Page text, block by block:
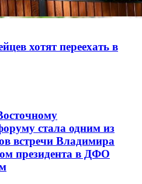
хотят переехать в
стала одним из
встречи Владимира
президента в ДФО